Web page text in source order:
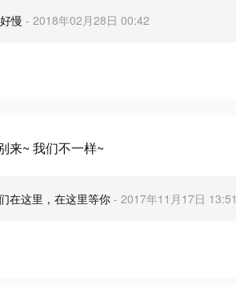
好慢- 2018年02月28日 00:42
来~ 我们不一样~
在这里，在这里等你- 2017年11月17日 13:51